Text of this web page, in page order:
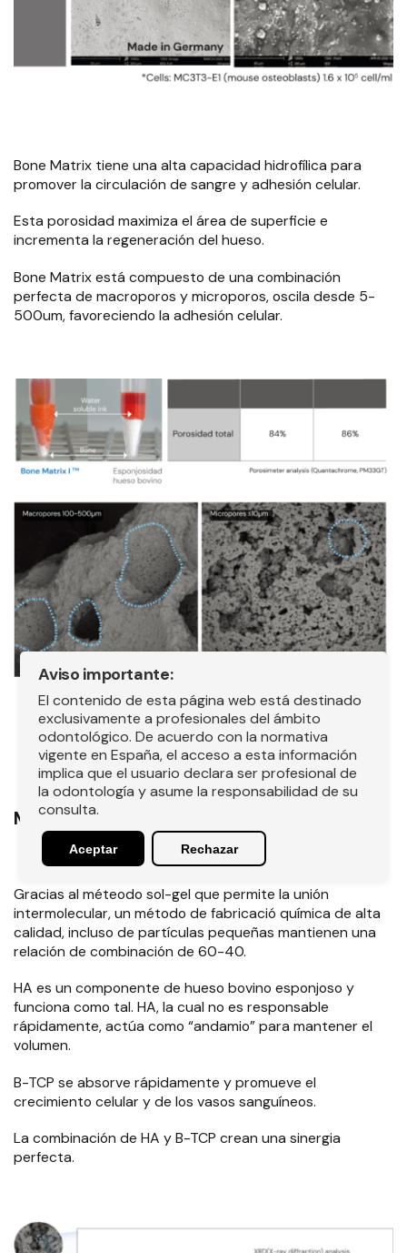
Bone Matrix tiene una alta capacidad hidrofílica para
promover la circulación de sangre y adhesión celular.
Esta porosidad maximiza el área de superficie e
incrementa la regeneración del hueso.
Bone Matrix está compuesto de una combinación
perfecta de macroporos y microporos, oscila desde 5-
500um, favoreciendo la adhesión celular.
Minerales
Gracias al méteodo sol-gel que permite la unión
intermolecular, un método de fabricació química de alta
calidad, incluso de partículas pequeñas mantienen una
relación de combinación de 60-40.
HA es un componente de hueso bovino esponjoso y
funciona como tal. HA, la cual no es responsable
rápidamente, actúa como “andamio” para mantener el
volumen.
B-TCP se absorve rápidamente y promueve el
crecimiento celular y de los vasos sanguíneos.
La combinación de HA y B-TCP crean una sinergia
perfecta.
Aviso importante:
El contenido de esta página web está destinado
exclusivamente a profesionales del ámbito
odontológico. De acuerdo con la normativa
vigente en España, el acceso a esta información
implica que el usuario declara ser profesional de
la odontología y asume la responsabilidad de su
consulta.
Aceptar Rechazar